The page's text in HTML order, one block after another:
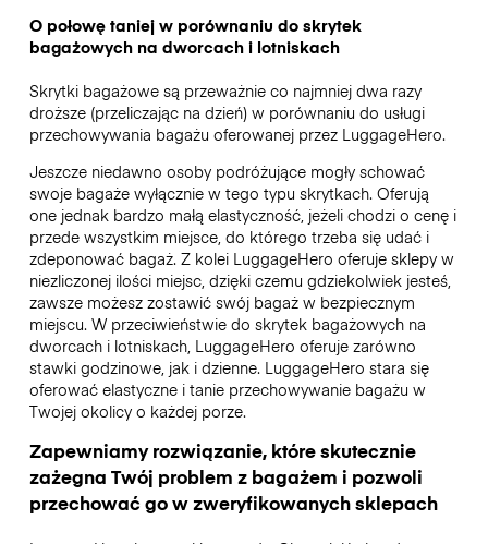
O połowę taniej w porównaniu do skrytek
bagażowych na dworcach i lotniskach
Skrytki bagażowe są przeważnie co najmniej dwa razy
droższe (przeliczając na dzień) w porównaniu do usługi
przechowywania bagażu oferowanej przez LuggageHero.
Jeszcze niedawno osoby podróżujące mogły schować
swoje bagaże wyłącznie w tego typu skrytkach. Oferują
one jednak bardzo małą elastyczność, jeżeli chodzi o cenę i
przede wszystkim miejsce, do którego trzeba się udać i
zdeponować bagaż. Z kolei LuggageHero oferuje sklepy w
niezliczonej ilości miejsc, dzięki czemu gdziekolwiek jesteś,
zawsze możesz zostawić swój bagaż w bezpiecznym
miejscu. W przeciwieństwie do skrytek bagażowych na
dworcach i lotniskach, LuggageHero oferuje zarówno
stawki godzinowe, jak i dzienne. LuggageHero stara się
oferować elastyczne i tanie przechowywanie bagażu w
Twojej okolicy o każdej porze.
Zapewniamy rozwiązanie, które skutecznie
zażegna Twój problem z bagażem i pozwoli
przechować go w zweryfikowanych sklepach